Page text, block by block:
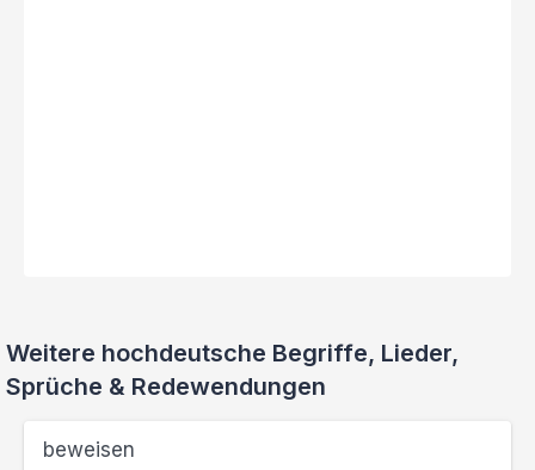
Weitere hochdeutsche Begriffe, Lieder,
Sprüche & Redewendungen
beweisen